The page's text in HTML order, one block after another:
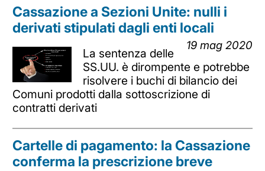
Cassazione a Sezioni Unite: nulli i
derivati stipulati dagli enti locali
19 mag 2020
La sentenza delle
SS.UU. è dirompente e potrebbe
risolvere i buchi di bilancio dei
Comuni prodotti dalla sottoscrizione di
contratti derivati
Cartelle di pagamento: la Cassazione
conferma la prescrizione breve